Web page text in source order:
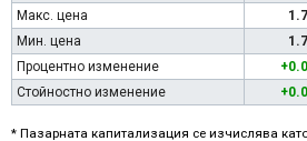
Макс. цена
Мин. цена
Процентно изменение
Стойностно изменение
* Пазарната капитализация се изчислява